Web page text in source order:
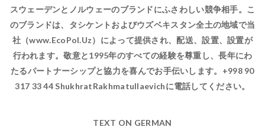
スウェーデンとノルウェーのブランドにふさわしい競争相手。こ
のブランドは、タシケントおよびウズベキスタン全土の地域で当
社（www.EcoPol.Uz）によって提供され、配送、設置、設置が
行われます。敬意と1995年のすべての経験を尊重し、長年にわ
たるパートナーシップと協力を喜んでお手伝いします。+998 90
317 33 44 ShukhratRakhmatullaevichに電話してください。
TEXT ON GERMAN